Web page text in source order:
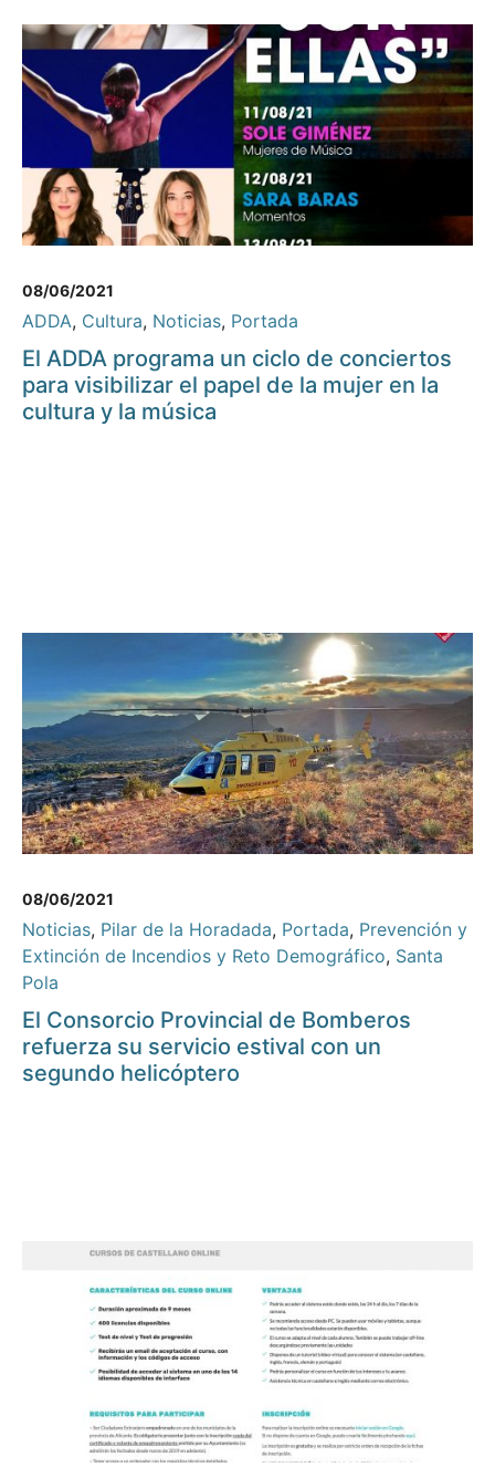
08/06/2021
ADDA, Cultura, Noticias, Portada
El ADDA programa un ciclo de conciertos
para visibilizar el papel de la mujer en la
cultura y la música
08/06/2021
Noticias, Pilar de la Horadada, Portada, Prevención y
Extinción de Incendios y Reto Demográfico, Santa
Pola
El Consorcio Provincial de Bomberos
refuerza su servicio estival con un
segundo helicóptero